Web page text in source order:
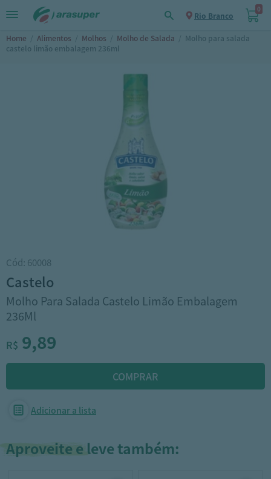
Rio Branco
0
Home / Alimentos / Molhos / Molho de Salada / Molho para salada
castelo limão embalagem 236ml
Cód: 60008
castelo
Molho Para Salada Castelo Limão Embalagem
236Ml
R$ 9,89
Adicionar a lista
Aproveite e leve também: